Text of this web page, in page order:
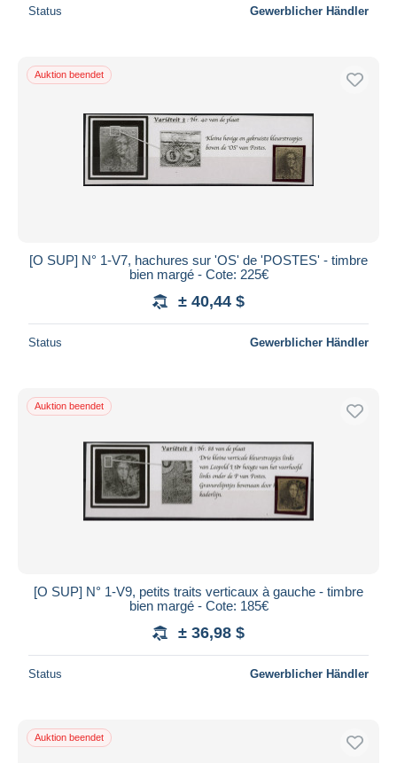
Status Gewerblicher Händler
Auktion beendet
[O SUP] N° 1-V7, hachures sur 'OS' de 'POSTES' - timbre
bien margé - Cote: 225€
± 40,44 $
Status Gewerblicher Händler
Auktion beendet
[O SUP] N° 1-V9, petits traits verticaux à gauche - timbre
bien margé - Cote: 185€
± 36,98 $
Status Gewerblicher Händler
Auktion beendet